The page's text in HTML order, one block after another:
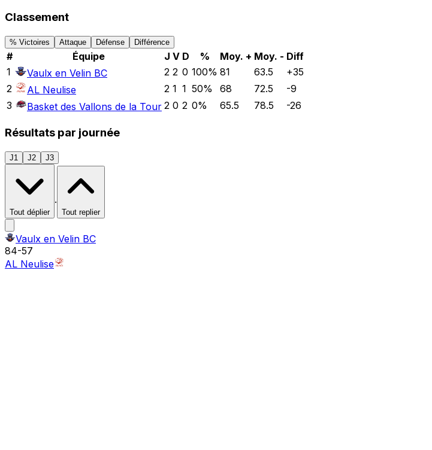
Classement
% Victoires Attaque Défense Différence
# Équipe J V D % Moy. + Moy. - Diff
1
Vaulx en Velin BC 2 2 0 100% 81 63.5 +35
2
AL Neulise 2 1 1 50% 68 72.5
-9
3
Basket des Vallons de la Tour 2 0 2 0% 65.5 78.5 -26
Résultats par journée
J1 J2 J3
Tout déplier
·
Tout replier
Vaulx en Velin BC
84-57
AL Neulise